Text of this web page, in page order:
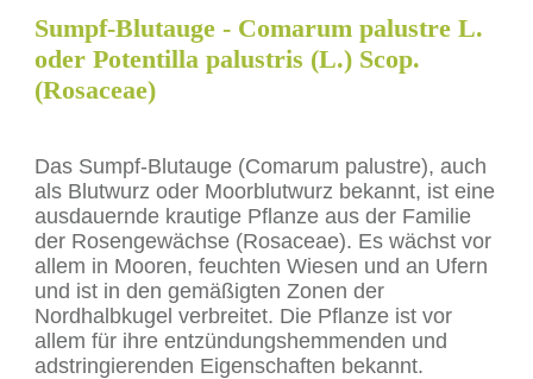
Sumpf-Blutauge - Comarum palustre L.
oder Potentilla palustris (L.) Scop.
(Rosaceae)
Das Sumpf-Blutauge (Comarum palustre), auch
als Blutwurz oder Moorblutwurz bekannt, ist eine
ausdauernde krautige Pflanze aus der Familie
der Rosengewächse (Rosaceae). Es wächst vor
allem in Mooren, feuchten Wiesen und an Ufern
und ist in den gemäßigten Zonen der
Nordhalbkugel verbreitet. Die Pflanze ist vor
allem für ihre entzündungshemmenden und
adstringierenden Eigenschaften bekannt.